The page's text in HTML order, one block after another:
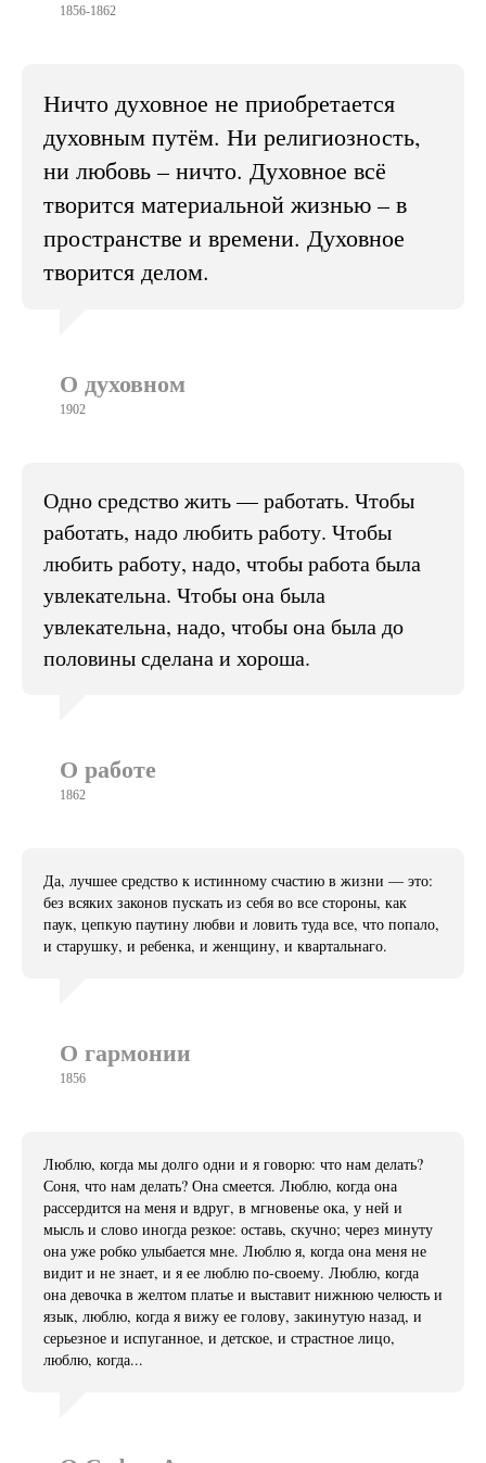
1856-1862
Ничто духовное не приобретается
духовным путём. Ни религиозность,
ни любовь – ничто. Духовное всё
творится материальной жизнью – в
пространстве и времени. Духовное
творится делом.
О духовном
1902
Одно средство жить — работать. Чтобы
работать, надо любить работу. Чтобы
любить работу, надо, чтобы работа была
увлекательна. Чтобы она была
увлекательна, надо, чтобы она была до
половины сделана и хороша.
О работе
1862
Да, лучшее средство к истинному счастию в жизни — это:
без всяких законов пускать из себя во все стороны, как
паук, цепкую паутину любви и ловить туда все, что попало,
и старушку, и ребенка, и женщину, и квартальнаго.
О гармонии
1856
Люблю, когда мы долго одни и я говорю: что нам делать?
Соня, что нам делать? Она смеется. Люблю, когда она
рассердится на меня и вдруг, в мгновенье ока, у ней и
мысль и слово иногда резкое: оставь, скучно; через минуту
она уже робко улыбается мне. Люблю я, когда она меня не
видит и не знает, и я ее люблю по-своему. Люблю, когда
она девочка в желтом платье и выставит нижнюю челюсть и
язык, люблю, когда я вижу ее голову, закинутую назад, и
серьезное и испуганное, и детское, и страстное лицо,
люблю, когда...